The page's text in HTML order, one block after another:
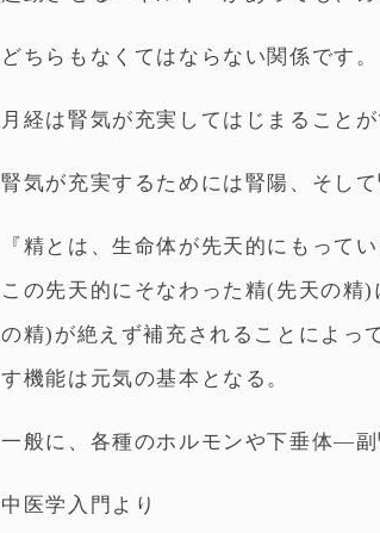
どちらもなくてはならない関係です。
月経は腎気が充実してはじまることが
腎気が充実するためには腎陽、そし
『精とは、生命体が先天的にもって
この先天的にそなわった精(先天の精
の精)が絶えず補充されることによっ
す機能は元気の基本となる。
一般に、各種のホルモンや下垂体―副
中医学入門より